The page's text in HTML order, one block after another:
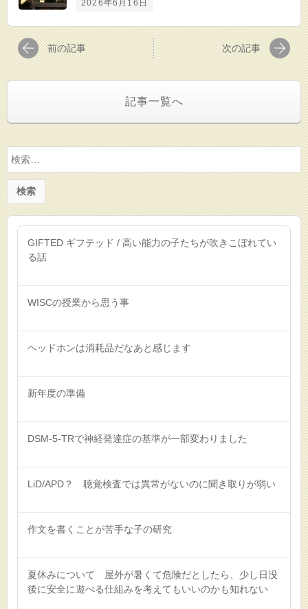
2026年6月16日
前の記事 次の記事
記事一覧へ
検
索:
GIFTED ギフテッド / 高い能力の子たちが吹きこぼれてい
る話
WISCの授業から思う事
ヘッドホンは消耗品だなあと感じます
新年度の準備
DSM-5-TRで神経発達症の基準が一部変わりました
LiD/APD？ 聴覚検査では異常がないのに聞き取りが弱い
作文を書くことが苦手な子の研究
夏休みについて 屋外が暑くて危険だとしたら、少し日没
後に安全に遊べる仕組みを考えてもいいのかも知れない